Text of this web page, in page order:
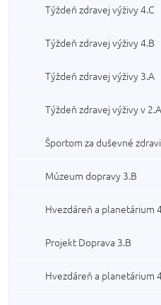
Týždeň zdravej výživy 4.C
Týždeň zdravej výživy 4.B
Týždeň zdravej výživy 3.A
Týždeň zdravej výživy v 2.A
Športom za duševné
Múzeum dopravy 3.B
Hvezdáreň a planetárium
Projekt Doprava 3.B
Hvezdáreň a planetárium